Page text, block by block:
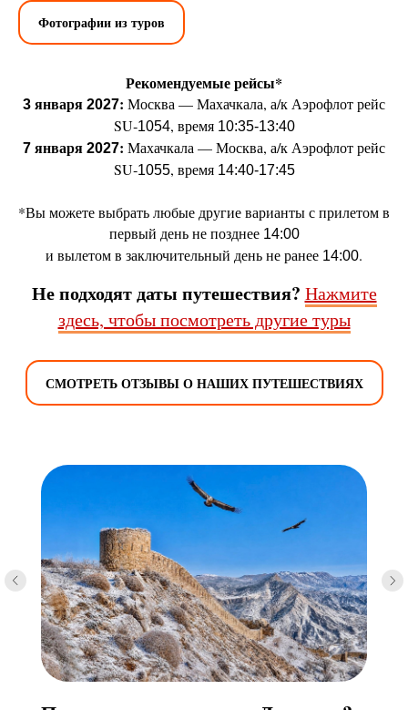
Фотографии из туров
Рекомендуемые рейсы*
3 января 2027: Москва — Махачкала, а/к Аэрофлот рейс
SU‑1054, время 10:35-13:40
7 января 2027: Махачкала — Москва, а/к Аэрофлот рейс
SU‑1055, время 14:40-17:45
*Вы можете выбрать любые другие варианты с прилетом в
первый день не позднее 14:00
и вылетом в заключительный день не ранее 14:00.
Не подходят даты путешествия? Нажмите
здесь, чтобы посмотреть другие туры
СМОТРЕТЬ ОТЗЫВЫ О НАШИХ ПУТЕШЕСТВИЯХ